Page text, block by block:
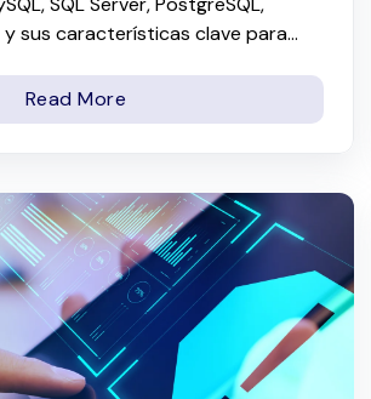
sus características clave para...
Read More